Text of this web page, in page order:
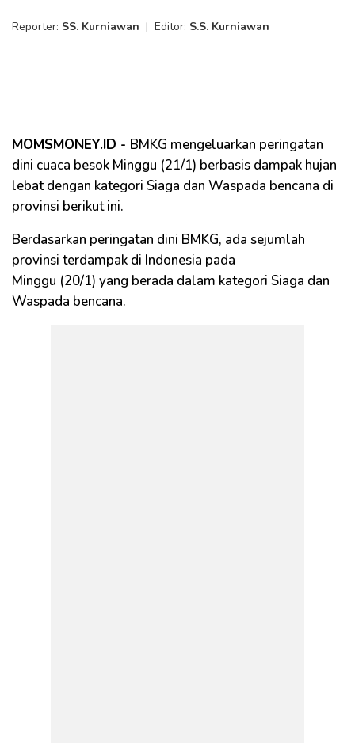
Reporter: SS. Kurniawan | Editor: S.S. Kurniawan
MOMSMONEY.ID - BMKG mengeluarkan peringatan
dini cuaca besok Minggu (21/1) berbasis dampak hujan
lebat dengan kategori Siaga dan Waspada bencana di
provinsi berikut ini.
Berdasarkan peringatan dini BMKG, ada sejumlah
provinsi terdampak di Indonesia pada
Minggu (20/1) yang berada dalam kategori Siaga dan
Waspada bencana.